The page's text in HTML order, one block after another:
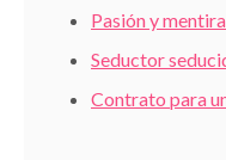
Pasión y
Seductor
Contrato para